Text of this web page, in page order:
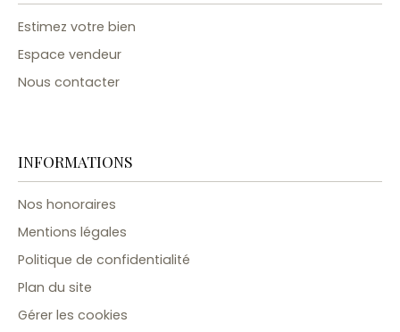
Estimez votre bien
Espace vendeur
Nous contacter
INFORMATIONS
Nos honoraires
Mentions légales
Politique de confidentialité
Plan du site
Gérer les cookies